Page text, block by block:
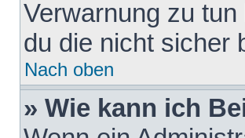
Verwarnung zu
du die nicht sicher
Nach oben
» Wie kann ich